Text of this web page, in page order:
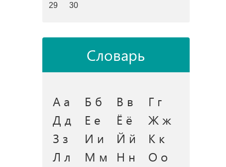
29
30
Словарь
А а Б б В в
Г г
Д д
Е е Ё ё
Ж ж
З з
И и Й й
К к
Л л
М м Н н
О о